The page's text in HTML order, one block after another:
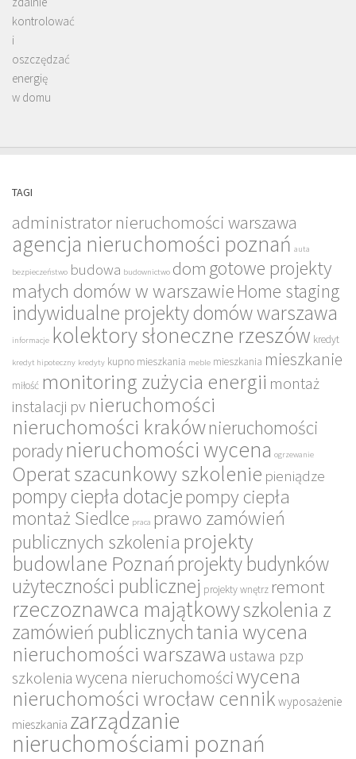
TAGI
administrator nieruchomości warszawa
agencja nieruchomości poznań auta
bezpieczeństwo budowa budownictwo dom gotowe projekty
małych domów w warszawie Home staging
indywidualne projekty domów warszawa
informacje kolektory słoneczne rzeszów kredyt
kredyt hipoteczny kredyty kupno mieszkania meble mieszkania mieszkanie
miłość monitoring zużycia energii montaż
instalacji pv nieruchomości
nieruchomości krakównieruchomości
poradynieruchomości wycena ogrzewanie
Operat szacunkowy szkolenie pieniądze
pompy ciepła dotacjepompy ciepła
montaż Siedlce praca prawo zamówień
publicznych szkolenia projekty
budowlane Poznańprojekty budynków
użyteczności publicznej projekty wnętrz remont
rzeczoznawca majątkowyszkolenia z
zamówień publicznychtania wycena
nieruchomości warszawa ustawa pzp
szkolenia wycena nieruchomościwycena
nieruchomości wrocław cennik wyposażenie
mieszkania zarządzanie
nieruchomościami poznań